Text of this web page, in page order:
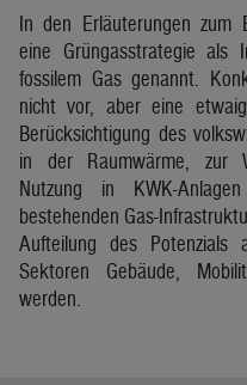
In den Erläuterungen zum
eine Grüngasstrategie als
fossilem Gas genannt.
nicht vor, aber eine
Berücksichtigung des
in der Raumwärme, zur
Nutzung in KWK-
bestehenden Gas-
Aufteilung des Potenzials
Sektoren Gebäude,
werden.